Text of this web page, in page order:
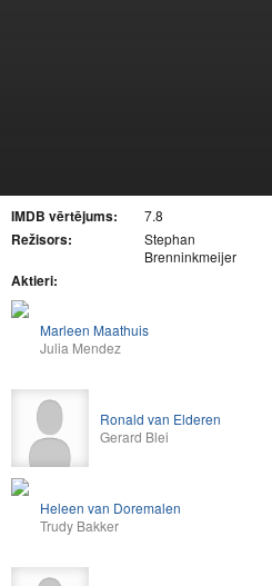
IMDB vērtējums: 7.8
Režisors:
Stephan
Brenninkmeijer
Aktieri:
Marleen Maathuis
Julia Mendez
Ronald van Elderen
Gerard Blei
Heleen van Doremalen
Trudy Bakker